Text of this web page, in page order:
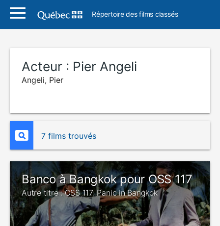
Répertoire des films classés
Acteur : Pier Angeli
Angeli, Pier
7 films trouvés
Banco à Bangkok pour OSS 117
Autre titre : OSS 117: Panic in Bangkok